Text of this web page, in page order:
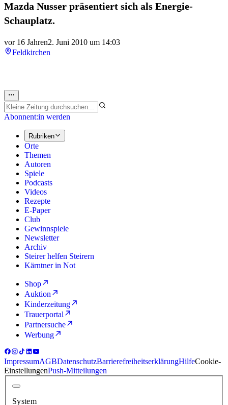
Mazda Nusser präsentiert sich als Energie-
Schauplatz.
vor 16 Jahren2. Juni 2010 um 14:03
Feldkirchen
Abonnent:in werden
Rubriken
Orte
Themen
Autoren
Spiele
Podcasts
Videos
Rezepte
E-Paper
Club
Gewinnspiele
Newsletter
Archiv
Steirer helfen Steirern
Kärntner in Not
Shop
Auktion
Kinderzeitung
Trauerportal
Partnersuche
Werbung
ImpressumAGBDatenschutzBarrierefreiheitserklärungHilfeCookie-
EinstellungenPush-Mitteilungen
System